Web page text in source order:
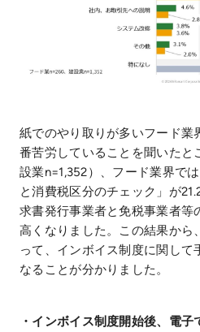
紙でのやり取りが多いフード業
番苦労していることを聞いたと
設業n=1,352）、フード業界で
と消費税区分のチェック」が
求書発行事業者と免税事業者等
高くなりました。この結果から
って、インボイス制度に関して
なることが分かりました。
・インボイス制度開始後、電